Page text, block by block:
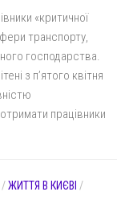
«критичної
транспорту,
господарства.
з п’ятого квітня
працівники
/ЖИТТЯ В КИЄВІ /